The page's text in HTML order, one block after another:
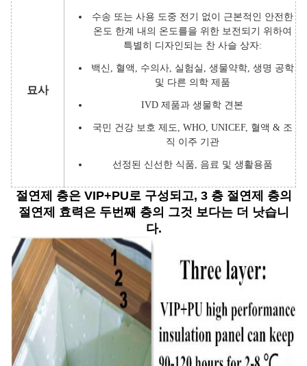
묘사
수송 또는 사용 도중 전기 없이 근본적인 안전한
온도 한계 내의 온도를을 위한 보전되기 위하여
특별히 디자인되는 찬 사슬 상자:
백신, 혈액, 수의사, 실험실, 생물약학, 생명 공학
및 다른 의학 제품
IVD 제품과 생물학 견본
국민 건강 보호 제도, WHO, UNICEF, 혈액 & 조
직 이주 기관
선정된 신선한 식품, 음료 및 생활용품
절연제 층은 VIP+PU로 구성되고, 3 층 절연제 층의
절연제 효력은 두번째 층의 그것 보다는 더 낫습니
다.